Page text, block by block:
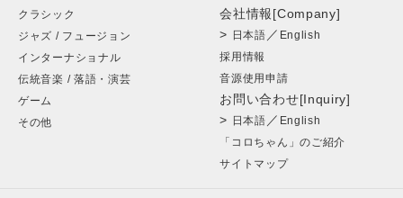
クラシック
ジャズ / フュージョン
インターナショナル
伝統音楽 / 落語・演芸
ゲーム
その他
会社情報[Company]
> 日本語 ／ English
採用情報
音源使用申請
お問い合わせ[Inquiry]
> 日本語 ／ English
「コロちゃん」のご紹介
サイトマップ